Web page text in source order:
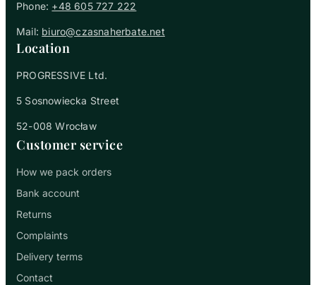
Phone: +48 605 727 222
Mail: biuro@czasnaherbate.net
Location
PROGRESSIVE Ltd.
5 Sosnowiecka Street
52-008 Wrocław
Customer service
How we pack orders
Bank account
Returns
Complaints
Delivery terms
Contact